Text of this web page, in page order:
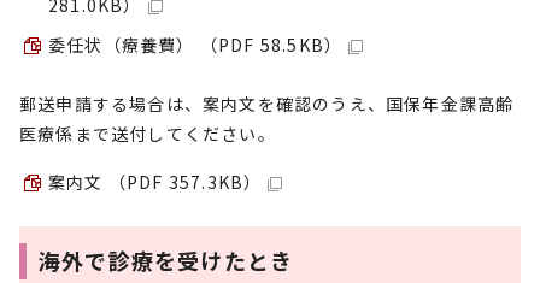
281.0KB）
委任状（療養費） （PDF 58.5KB）
郵送申請する場合は、案内文を確認のうえ、国保年金課高齢
医療係まで送付してください。
案内文 （PDF 357.3KB）
海外で診療を受けたとき